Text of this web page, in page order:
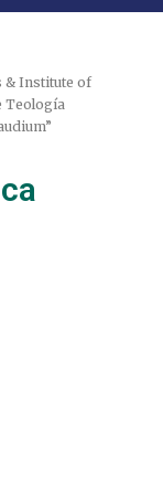
& Institute of
Teología